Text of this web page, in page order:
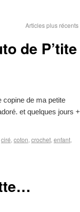
Articles plus récents
de P’tite
copine de ma petite
et quelques jours +
ciré, coton, crochet, enfant,